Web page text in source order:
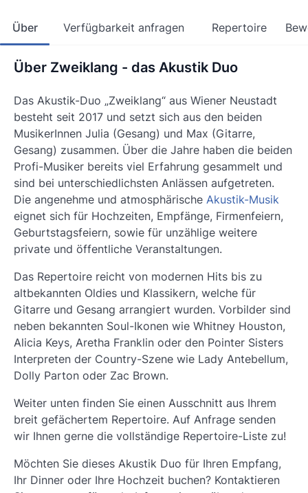
Über Verfügbarkeit anfragen Repertoire
Über Zweiklang - das Akustik Duo
Das Akustik-Duo „Zweiklang“ aus Wiener Neustadt
besteht seit 2017 und setzt sich aus den beiden
MusikerInnen Julia (Gesang) und Max (Gitarre,
Gesang) zusammen. Über die Jahre haben die beiden
Profi-Musiker bereits viel Erfahrung gesammelt und
sind bei unterschiedlichsten Anlässen aufgetreten.
Die angenehme und atmosphärische Akustik-Musik
eignet sich für Hochzeiten, Empfänge, Firmenfeiern,
Geburtstagsfeiern, sowie für unzählige weitere
private und öffentliche Veranstaltungen.
Das Repertoire reicht von modernen Hits bis zu
altbekannten Oldies und Klassikern, welche für
Gitarre und Gesang arrangiert wurden. Vorbilder sind
neben bekannten Soul-Ikonen wie Whitney Houston,
Alicia Keys, Aretha Franklin oder den Pointer Sisters
Interpreten der Country-Szene wie Lady Antebellum,
Dolly Parton oder Zac Brown.
Weiter unten finden Sie einen Ausschnitt aus Ihrem
breit gefächertem Repertoire. Auf Anfrage senden
wir Ihnen gerne die vollständige Repertoire-Liste zu!
Möchten Sie dieses Akustik Duo für Ihren Empfang,
Ihr Dinner oder Ihre Hochzeit buchen? Kontaktieren